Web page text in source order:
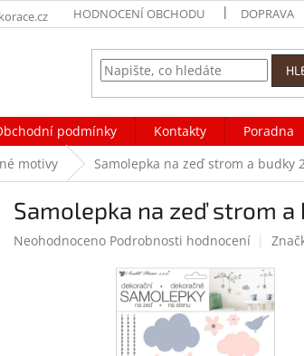
HODNOCENÍ OBCHODU DOPRAVA
podmínky Kontakty Poradna
motivy Samolepka na zeď strom a budky
Samolepka na zeď strom
Průměrné
Neohodnoceno Podrobnosti hodnocení